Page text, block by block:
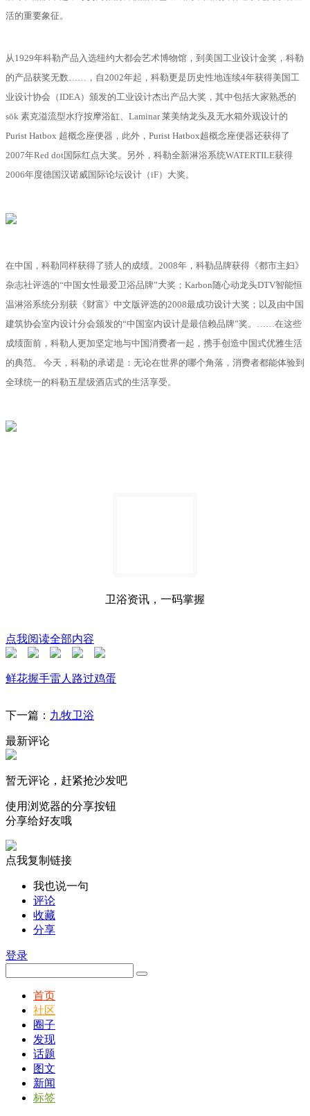
活的重要象征。
从1929年科勒产品入选纽约大都会艺术博物馆，到美国工业设计金奖，科勒
的产品获奖无数……，自2002年起，科勒更是历史性地连续4年获得美国工
业设计协会（IDEA）颁发的工业设计杰出产品大奖，其中包括大家熟悉的
sōk 素克溢流型水疗按摩浴缸、Laminar 莱美纳龙头及无水箱外观设计的
Purist Hatbox 超概念座便器，此外，Purist Hatbox超概念座便器还获得了
2007年Red dot国际红点大奖。另外，科勒全新淋浴系统WATERTILE获得
2006年度德国汉诺威国际论坛设计（iF）大奖。
在中国，科勒同样获得了骄人的成绩。2008年，科勒品牌获得《都市主妇》
杂志社评选的“中国女性最爱卫浴品牌”大奖；Karbon随心动龙头DTV智能恒
温淋浴系统分别获《财富》中文版评选的2008最成功设计大奖；以及由中国
建筑协会室内设计分会颁发的“中国室内设计是最信赖品牌”奖。……在这些
成绩面前，科勒人更加坚定地与中国消费者一起，携手创造中国式优雅生活
的典范。 今天，科勒的承诺是：无论在世界的哪个角落，消费者都能体验到
全球统一的科勒五星级酒店式的生活享受。
卫浴资讯，一码掌握
点我阅读全部内容
鲜花握手雷人 路过鸡蛋
下一篇： 九牧卫浴
最新评论
暂无评论，赶紧抢沙发吧
使用浏览器的分享按钮
分享给好友哦
点我复制链接
我也说一句
评论
收藏
分享
登录
首页
社区
圈子
发现
话题
图文
新闻
标签